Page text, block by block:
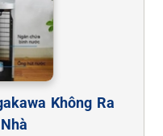
Không Ra